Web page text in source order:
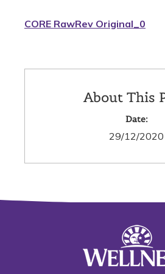
CORE RawRev Original_0
About This
Date:
29/12/2020